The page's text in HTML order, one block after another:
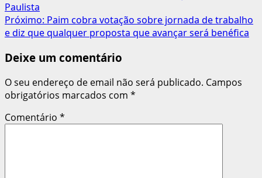
de
artigos
Paulista
Próximo: Paim cobra votação sobre jornada de trabalho
e diz que qualquer proposta que avançar será benéfica
Deixe um comentário
O seu endereço de email não será publicado. Campos
obrigatórios marcados com *
Comentário *